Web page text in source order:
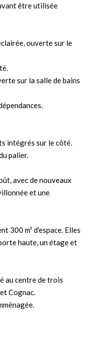
être utilisée
ouverte sur le
sur la salle de bains
intégrés sur le côté.
palier.
avec de nouveaux
et une
300 m² d'espace. Elles
haute, un étage et
au centre de trois
Cognac.